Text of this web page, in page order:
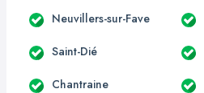
Neuvillers-sur-Fave
Saint-Dié
Chantraine